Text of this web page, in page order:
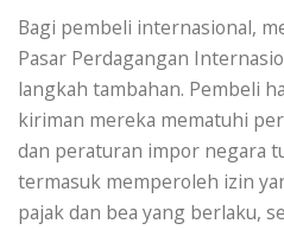
Bagi pembeli internasional,
Pasar Perdagangan
langkah tambahan. Pembeli
kiriman mereka mematuhi
dan peraturan impor negara
termasuk memperoleh izin
pajak dan bea yang berlaku,